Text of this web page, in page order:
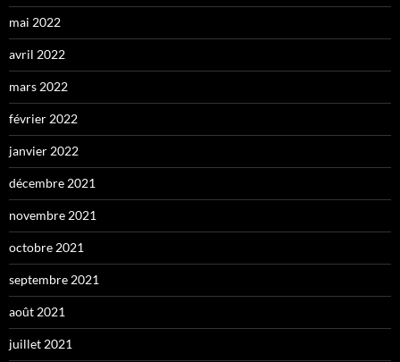
mai 2022
avril 2022
mars 2022
février 2022
janvier 2022
décembre 2021
novembre 2021
octobre 2021
septembre 2021
août 2021
juillet 2021